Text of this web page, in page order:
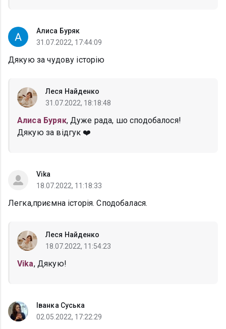
Алиса Буряк
31.07.2022, 17:44:09
Дякую за чудову історію
Леся Найденко
31.07.2022, 18:18:48
Алиса Буряк, Дуже рада, шо сподобалося!
Дякую за відгук ❤️
Vika
18.07.2022, 11:18:33
Легка,приємна історія. Сподобалася.
Леся Найденко
18.07.2022, 11:54:23
Vika, Дякую!
Іванка Суська
02.05.2022, 17:22:29